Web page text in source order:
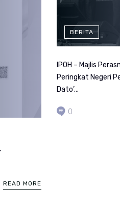
READ MORE
BERITA
IPOH – Majlis
Peringkat Negeri
Dato’...
0